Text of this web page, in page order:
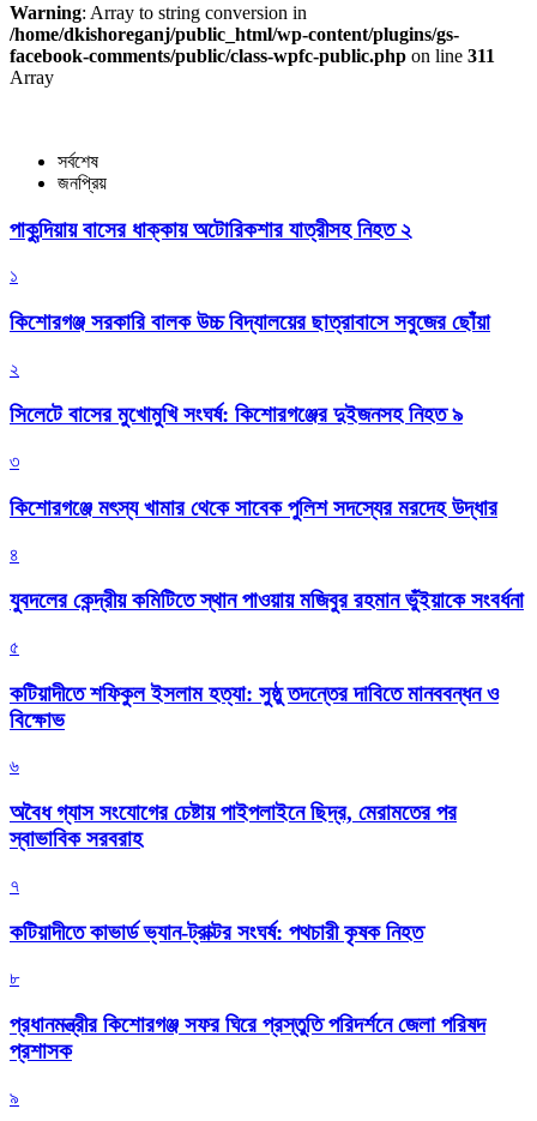
Warning: Array to string conversion in
/home/dkishoreganj/public_html/wp-content/plugins/gs-
facebook-comments/public/class-wpfc-public.php on line 311
Array
সর্বশেষ
জনপ্রিয়
পাকুন্দিয়ায় বাসের ধাক্কায় অটোরিকশার যাত্রীসহ নিহত ২
১
কিশোরগঞ্জ সরকারি বালক উচ্চ বিদ্যালয়ের ছাত্রাবাসে সবুজের ছোঁয়া
২
সিলেটে বাসের মুখোমুখি সংঘর্ষ: কিশোরগঞ্জের দুইজনসহ নিহত ৯
৩
কিশোরগঞ্জে মৎস্য খামার থেকে সাবেক পুলিশ সদস্যের মরদেহ উদ্ধার
৪
যুবদলের কেন্দ্রীয় কমিটিতে স্থান পাওয়ায় মজিবুর রহমান ভুঁইয়াকে সংবর্ধনা
৫
কটিয়াদীতে শফিকুল ইসলাম হত্যা: সুষ্ঠু তদন্তের দাবিতে মানববন্ধন ও
বিক্ষোভ
৬
অবৈধ গ্যাস সংযোগের চেষ্টায় পাইপলাইনে ছিদ্র, মেরামতের পর
স্বাভাবিক সরবরাহ
৭
কটিয়াদীতে কাভার্ড ভ্যান-ট্রাক্টর সংঘর্ষ: পথচারী কৃষক নিহত
৮
প্রধানমন্ত্রীর কিশোরগঞ্জ সফর ঘিরে প্রস্তুতি পরিদর্শনে জেলা পরিষদ
প্রশাসক
৯